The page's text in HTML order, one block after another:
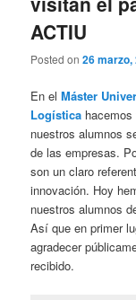
ACTIU
Posted on26 marzo,
En elMáster
Logística
nuestros alumnos
de las empresas.
son un claro
innovación. Hoy
nuestros alumnos
Así que en primer
agradecer
recibido.